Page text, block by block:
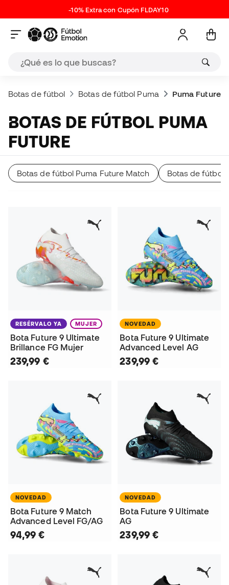
-10% Extra con Cupón FLDAY10
Botas de fútbol Botas de fútbol Puma Puma Future
BOTAS DE FÚTBOL PUMA
FUTURE
Botas de fútbol Puma Future Match Botas de fútbol
RESÉRVALO YA MUJER
Bota Future 9 Ultimate
Brillance FG Mujer
239,99 €
NOVEDAD
Bota Future 9 Ultimate
Advanced Level AG
239,99 €
NOVEDAD
Bota Future 9 Match
Advanced Level FG/AG
94,99 €
NOVEDAD
Bota Future 9 Ultimate
AG
239,99 €